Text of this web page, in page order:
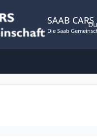
SAAB CARS
Die Saab